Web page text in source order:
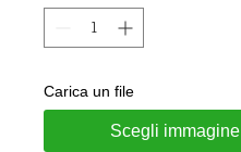
Carica un file
Scegli immagine